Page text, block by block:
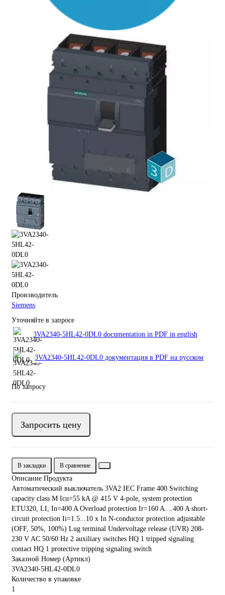
Производитель
Siemens
Уточняйте в запросе
3VA2340-5HL42-0DL0 documentation in PDF in english
3VA2340-5HL42-0DL0 документация в PDF на русском
По запросу
Запросить цену
В закладки В сравнение
Описание Продукта
Автоматический выключатель 3VA2 IEC Frame 400 Switching
capacity class M Icu=55 kA @ 415 V 4-pole, system protection
ETU320, LI, In=400 A Overload protection Ir=160 A. ..400 A short-
circuit protection Ii=1.5...10 x In N-conductor protection adjustable
(OFF, 50%, 100%) Lug terminal Undervoltage release (UVR) 208-
230 V AC 50/60 Hz 2 auxiliary switches HQ 1 tripped signaling
contact HQ 1 protective tripping signaling switch
Заказной Номер (Артикл)
3VA2340-5HL42-0DL0
Количество в упаковке
1